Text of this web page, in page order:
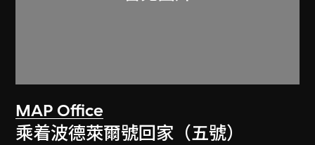
MAP Office
乘着波德萊爾號回家（五號）